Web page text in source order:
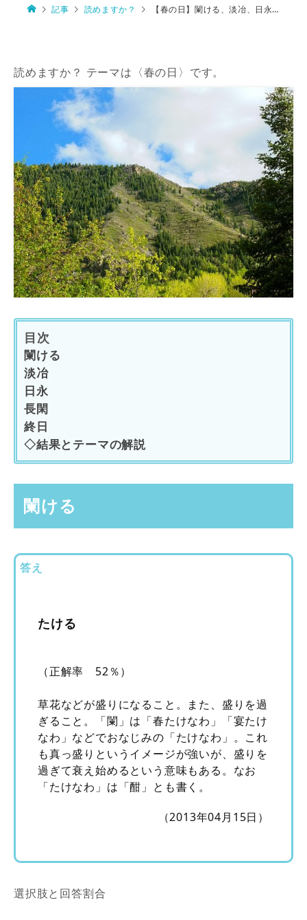
記事 読めますか？ 【春の日】闌ける、淡冶、日永、長閑、終日
読めますか？ テーマは〈春の日〉です。
目次
闌ける
淡冶
日永
長閑
終日
◇結果とテーマの解説
闌ける
答え
たける
（正解率 52％）
草花などが盛りになること。また、盛りを過
ぎること。「闌」は「春たけなわ」「宴たけ
なわ」などでおなじみの「たけなわ」。これ
も真っ盛りというイメージが強いが、盛りを
過ぎて衰え始めるという意味もある。なお
「たけなわ」は「酣」とも書く。
（2013年04月15日）
選択肢と回答割合